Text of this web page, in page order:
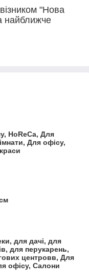
"Нова
найближче
HoReCa, Для
Для офісу,
для дачі, для
для перукарень,
центровв, Для
офісу, Салони